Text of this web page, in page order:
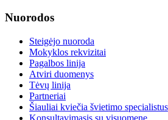
Nuorodos
Steigėjo nuoroda
Mokyklos rekvizitai
Pagalbos linija
Atviri duomenys
Tėvų linija
Partneriai
Šiauliai kviečia švietimo specialistus
Konsultavimasis su visuomene